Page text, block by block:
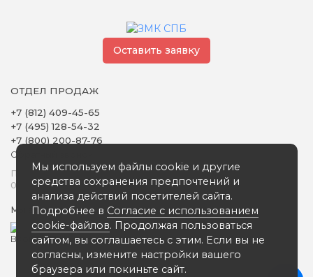
Мы используем файлы cookie и другие
средства сохранения предпочтений и
анализа действий посетителей сайта.
Подробнее в Согласие с использованием
cookie-файлов. Продолжая пользоваться
сайтом, вы соглашаетесь с этим. Если вы не
согласны, измените настройки вашего
браузера или покиньте сайт.
Оставить заявку
ОТДЕЛ ПРОДАЖ
+7 (812) 409-45-65
+7 (495) 128-54-32
+7 (800) 200-87-76
Обратный звонок
Понедельник - Пятница
09:00 - 18:00
Мы в сети